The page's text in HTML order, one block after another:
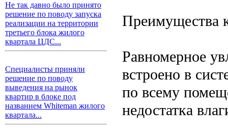
Не так давно было принято
решение по поводу запуска
реализации на территории
третьего блока жилого
квартала ЦДС...
Специалисты приняли
решение по поводу
выведения на рынок
квартир в блоке под
названием Whiteman жилого
квартала...
Преимущества
Равномерное
встроено в
по всему
недостатка